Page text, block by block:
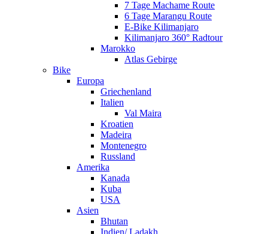
7 Tage Machame Route
6 Tage Marangu Route
E-Bike Kilimanjaro
Kilimanjaro 360° Radtour
Marokko
Atlas Gebirge
Bike
Europa
Griechenland
Italien
Val Maira
Kroatien
Madeira
Montenegro
Russland
Amerika
Kanada
Kuba
USA
Asien
Bhutan
Indien/ Ladakh